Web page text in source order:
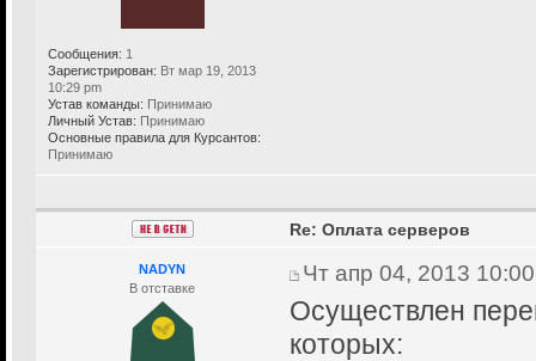
Сообщения: 1
Зарегистрирован: Вт мар 19, 2013
10:29 pm
Устав команды: Принимаю
Личный Устав: Принимаю
Основные правила для Курсантов:
Принимаю
NADYN
В отставке
Re: Оплата серверов
Чт апр 04, 2013
Осуществлен
которых: